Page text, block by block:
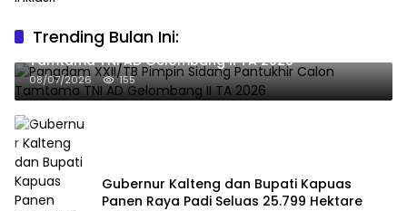
Trending Bulan Ini:
Pangdam XXII/TB Pimpin Sidang Pantukhir Calon
Tamtama TNI AD Gelombang II TA 2026
08/07/2026 155
Gubernur Kalteng dan Bupati Kapuas
Panen Raya Padi Seluas 25.799 Hektare